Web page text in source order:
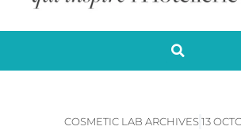
COSMETIC LAB ARCHIVES13